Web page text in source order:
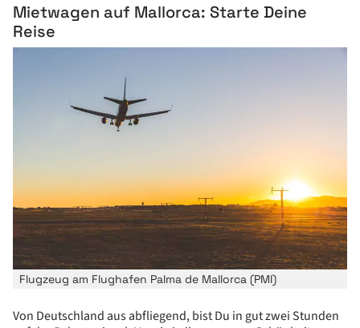
Mietwagen auf Mallorca: Starte Deine
Reise
Flugzeug am Flughafen Palma de Mallorca (PMI)
Von Deutschland aus abfliegend, bist Du in gut zwei Stunden